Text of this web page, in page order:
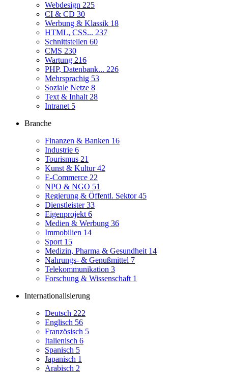
Webdesign 225
CI & CD 30
Werbung & Klassik 18
HTML, CSS... 237
Schnittstellen 60
CMS 230
Wartung 216
PHP, Datenbank... 226
Mehrsprachig 53
Soziale Netze 8
Text & Inhalt 28
Intranet 5
Branche
Finanzen & Banken 16
Industrie 6
Tourismus 21
Kunst & Kultur42
E-Commerce 22
NPO & NGO 51
Regierung & Öffentl. Sektor45
Dienstleister33
Eigenprojekt 6
Medien & Werbung 36
Immobilien 14
Sport 15
Medizin, Pharma & Gesundheit 14
Nahrungs- & Genußmittel 7
Telekommunikation 3
Forschung & Wissenschaft 1
Internationalisierung
Deutsch 222
Englisch 56
Französisch 5
Italienisch 6
Spanisch 5
Japanisch 1
Arabisch 2